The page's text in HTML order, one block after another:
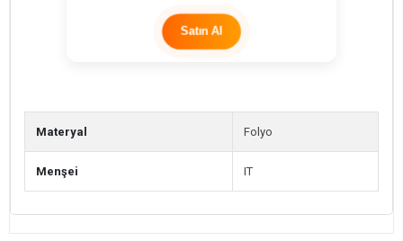
Satın Al
Materyal Folyo
Menşei IT